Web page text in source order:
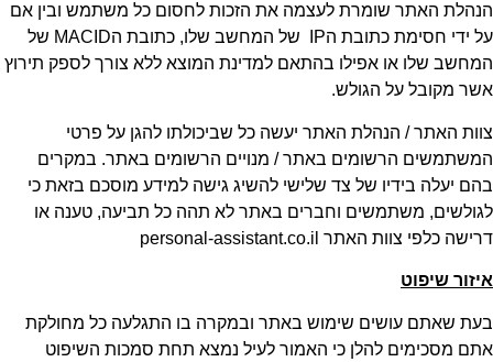
הנהלת האתר שומרת לעצמה את הזכות לחסום כל משתמש ובין אם
על ידי חסימת כתובת הIP של המחשב שלו, כתובת הMACID של
המחשב שלו או אפילו בהתאם למדינת המוצא ללא צורך לספק תירוץ
אשר מקובל על הגולש.
צוות האתר / הנהלת האתר יעשה כל שביכולתו להגן על פרטי
המשתמשים הרשומים באתר / מנויים הרשומים באתר. במקרים
בהם יעלה בידיו של צד שלישי להשיג גישה למידע מוסכם בזאת כי
לגולשים, משתמשים וחברים באתר לא תהה כל תביעה, טענה או
דרישה כלפי צוות האתר personal-assistant.co.il
איזור שיפוט
בעת שאתם עושים שימוש באתר ובמקרה בו התגלעה כל מחולקת
אתם מסכימים להלן כי האמור לעיל נמצא תחת סמכות השיפוט